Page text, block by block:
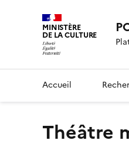
MINISTÈRE
DE LA CULTURE
Accueil
théâtre